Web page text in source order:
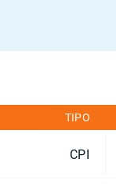
TIPO
CPI